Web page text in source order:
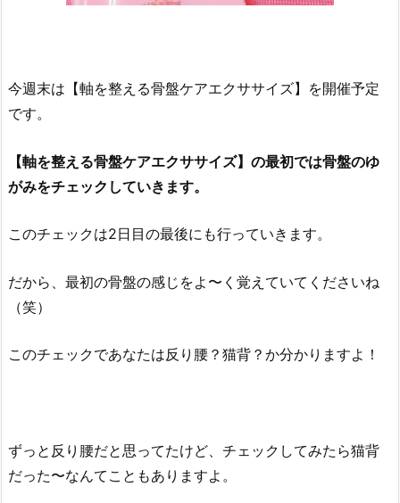
今週末は【軸を整える骨盤ケアエクササイズ】を開催予定
です。
【軸を整える骨盤ケアエクササイズ】の最初では骨盤のゆ
がみをチェックしていきます。
このチェックは2日目の最後にも行っていきます。
だから、最初の骨盤の感じをよ〜く覚えていてくださいね
（笑）
このチェックであなたは反り腰？猫背？か分かりますよ！
ずっと反り腰だと思ってたけど、チェックしてみたら猫背
だった〜なんてこともありますよ。